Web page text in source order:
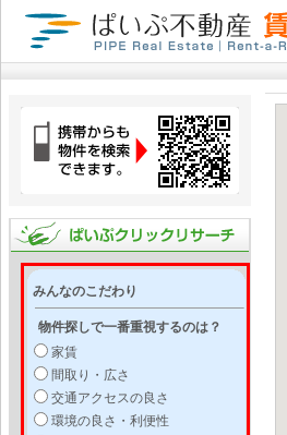
みんなのこだわり
物件探しで一番重視するのは？
家賃
間取り・広さ
交通アクセスの良さ
環境の良さ・利便性